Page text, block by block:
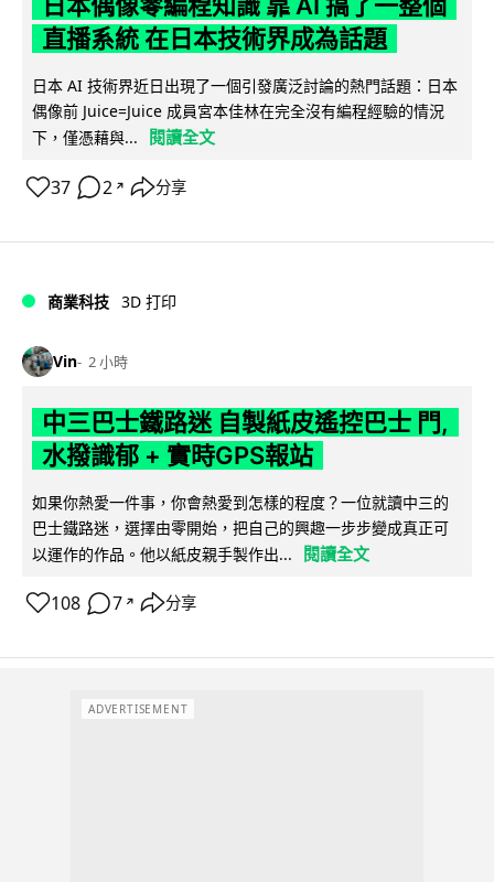
日本偶像零編程知識 靠 AI 搞了一整個
直播系統 在日本技術界成為話題
日本 AI 技術界近日出現了一個引發廣泛討論的熱門話題：日本
偶像前 Juice=Juice 成員宮本佳林在完全沒有編程經驗的情況
下，僅憑藉與...
閱讀全文
37 2 ↗ 分享
商業科技 3D 打印
Vin 2 小時
中三巴士鐵路迷 自製紙皮遙控巴士 門,
水撥識郁 + 實時GPS報站
如果你熱愛一件事，你會熱愛到怎樣的程度？一位就讀中三的
巴士鐵路迷，選擇由零開始，把自己的興趣一步步變成真正可
以運作的作品。他以紙皮親手製作出...
閱讀全文
108 7 ↗ 分享
ADVERTISEMENT